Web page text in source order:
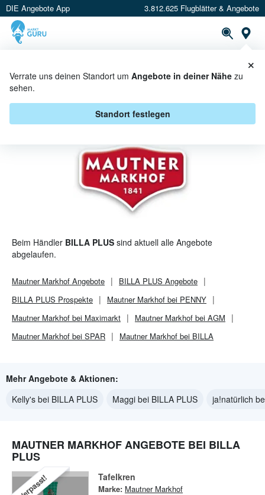
DIE Angebote App 3.812.625 Flugblätter & Angebote
Verrate uns deinen Standort um Angebote in deiner Nähe zu
sehen.
Standort festlegen
×
MAUTNER MARKHOF BEI BILLA
PLUS - ANGEBOTE & AKTIONEN
Beim Händler BILLA PLUS sind aktuell alle Angebote
abgelaufen.
Mautner Markhof Angebote BILLA PLUS Angebote
BILLA PLUS Prospekte
Mautner Markhof bei PENNY
Mautner Markhof bei Maximarkt
Mautner Markhof bei AGM
Mautner Markhof bei SPAR
Mautner Markhof bei BILLA
Mehr Angebote & Aktionen:
Kelly's bei BILLA PLUS
Maggi bei BILLA PLUS ja!natürlich
MAUTNER MARKHOF ANGEBOTE BEI BILLA
PLUS
Verpasst! Tafelkren
Marke: Mautner Markhof